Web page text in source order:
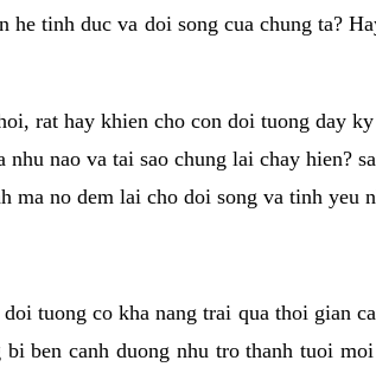
he tinh duc va doi song cua chung ta?
rat hay khien cho con doi tuong day
nao va tai sao chung lai chay hien?
ma no dem lai cho doi song va tinh yeu
tuong co kha nang trai qua thoi gian
ben canh duong nhu tro thanh tuoi